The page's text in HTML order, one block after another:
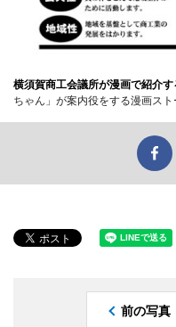
横須賀商工会議所が漫画で紹介す
ちゃん」が案内役をする漫画スト
前の写真